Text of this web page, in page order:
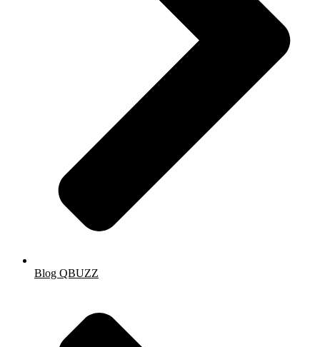
Blog QBUZZ